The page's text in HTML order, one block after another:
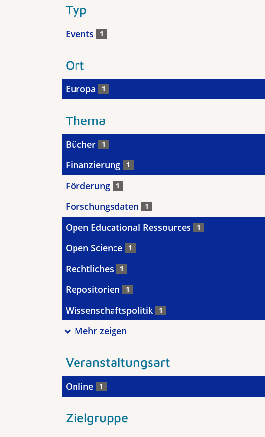
Typ
Events 1
Ort
Europa 1
Thema
Bücher 1
Finanzierung 1
Förderung 1
Forschungsdaten 1
Open Educational Ressources 1
Open Science 1
Rechtliches 1
Repositorien 1
Wissenschaftspolitik 1
Mehr zeigen
Veranstaltungsart
Online 1
Zielgruppe